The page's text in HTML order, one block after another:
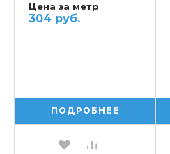
Цена за метр
304 руб.
ПОДРОБНЕЕ